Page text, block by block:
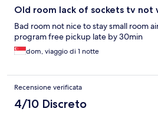
Old room lack of sockets tv not
Bad room not nice to stay small room
program free pickup late by 30min
dom, viaggio di 1 notte
Recensione verificata
4/10 Discreto